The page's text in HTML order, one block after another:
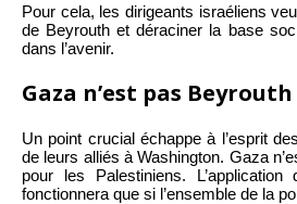
Pour cela, les dirigeants israéliens
de Beyrouth et déraciner la base
dans l’avenir.
Gaza n’est pas Beyrouth
Un point crucial échappe à l’esprit
de leurs alliés à Washington. Gaza
pour les Palestiniens.
fonctionnera que si l’ensemble de la